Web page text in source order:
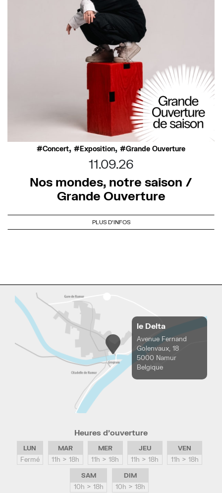
Concert, Exposition, Grande Ouverture
11.09.26
Nos mondes, notre saison /
Grande Ouverture
PLUS D'INFOS
le Delta
Avenue Fernand
Golenvaux, 18
5000 Namur
Belgique
Heures d’ouverture
LUN
Fermé
MAR
11h > 18h
MER
11h > 18h
JEU
11h > 18h
VEN
11h > 18h
SAM
10h > 18h
DIM
10h > 18h